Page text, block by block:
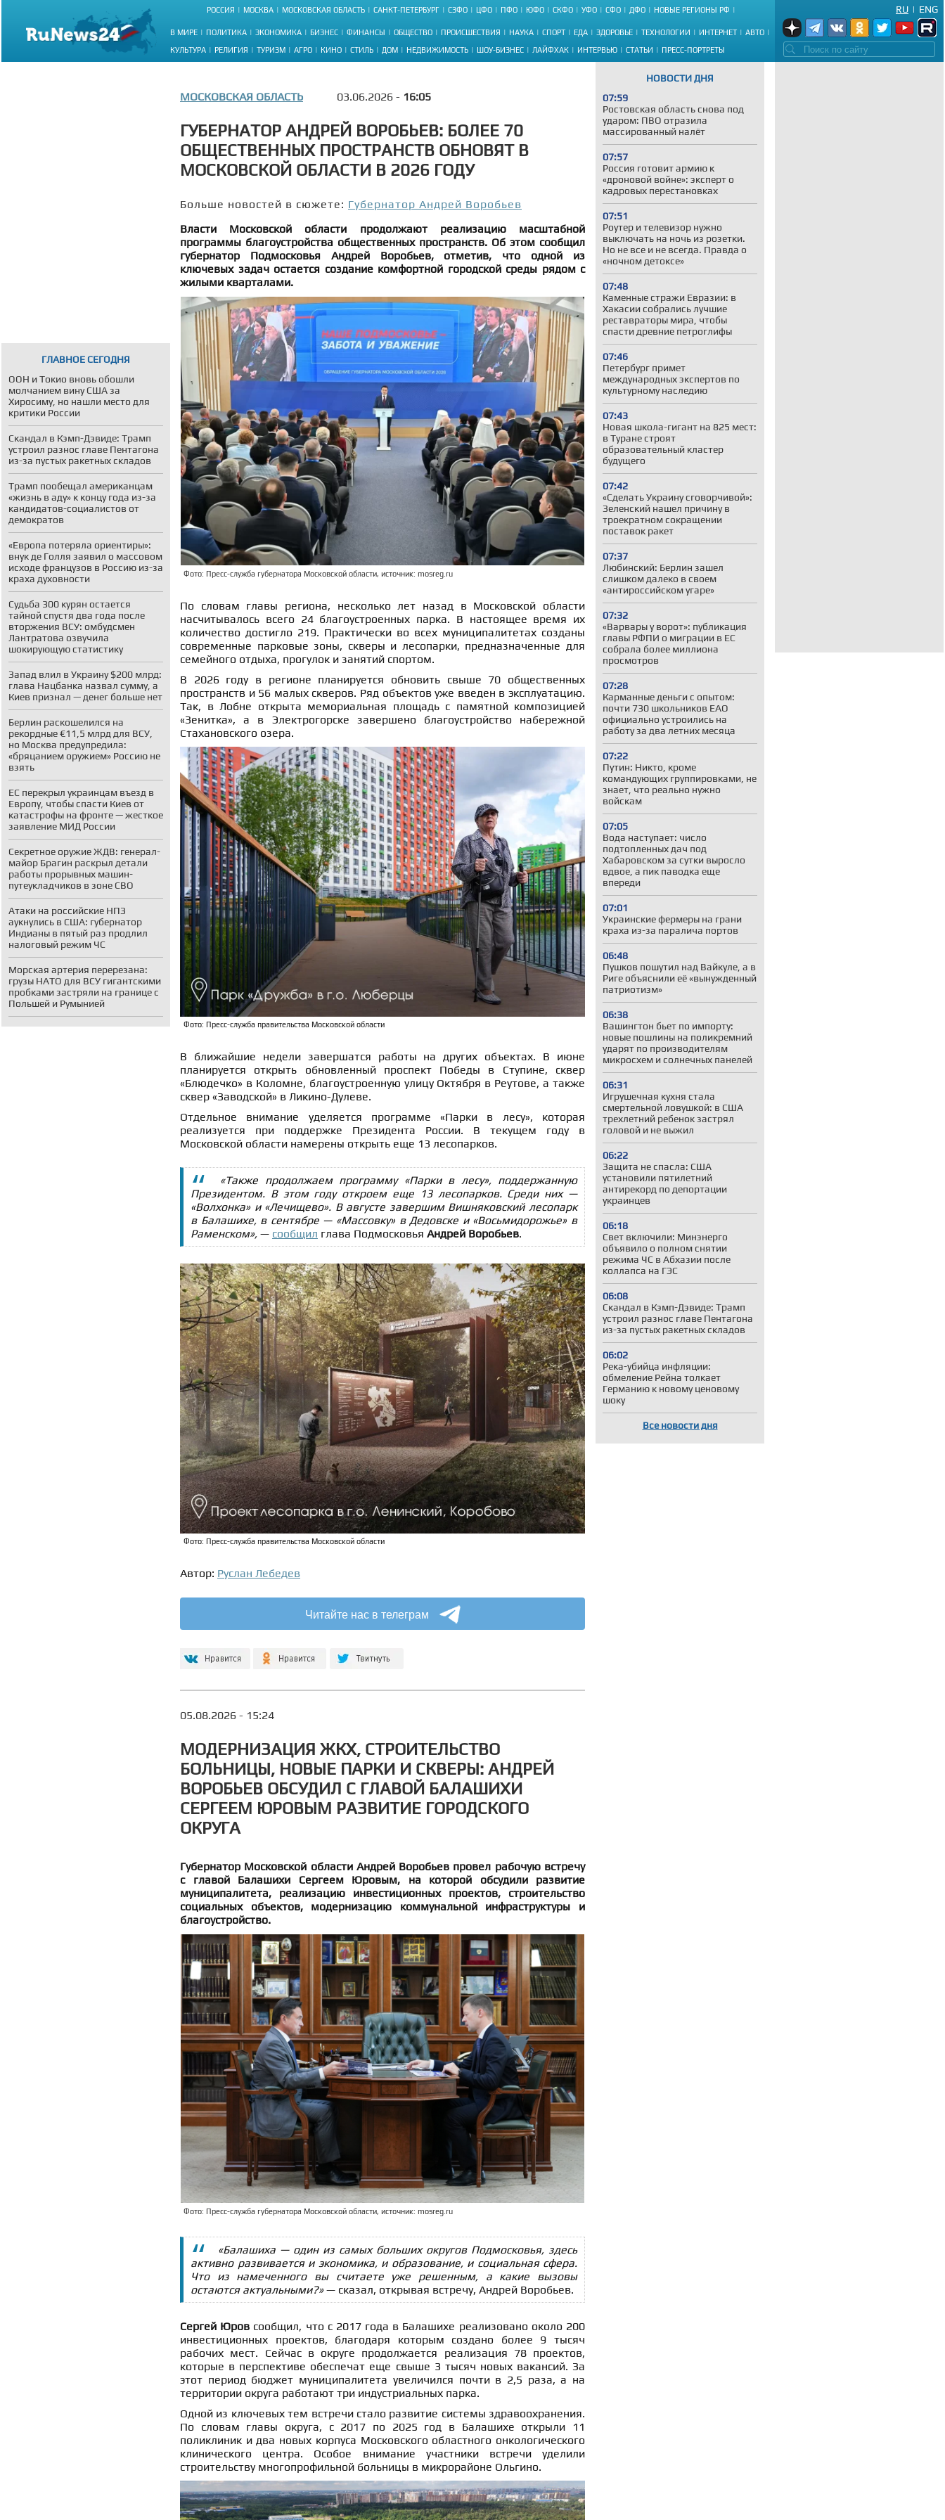
РОССИЯ МОСКВА МОСКОВСКАЯ ОБЛАСТЬ САНКТ-ПЕТЕРБУРГ СЗФО ЦФО ПФО ЮФО СКФО УФО СФО ДФО НОВЫЕ РЕГИОНЫ РФ
В МИРЕ ПОЛИТИКА ЭКОНОМИКА БИЗНЕС ФИНАНСЫ ОБЩЕСТВО ПРОИСШЕСТВИЯ НАУКА СПОРТ ЕДА ЗДОРОВЬЕ ТЕХНОЛОГИИ ИНТЕРНЕТ АВТО
КУЛЬТУРА РЕЛИГИЯ ТУРИЗМ АГРО КИНО СТИЛЬ ДОМ НЕДВИЖИМОСТЬ ШОУ-БИЗНЕС ЛАЙФХАК ИНТЕРВЬЮ СТАТЬИ ПРЕСС-ПОРТРЕТЫ
ENG
|
RU
ГЛАВНОЕ СЕГОДНЯ
ООН и Токио вновь обошли
молчанием вину США за
Хиросиму, но нашли место для
критики России
Скандал в Кэмп-Дэвиде: Трамп
устроил разнос главе Пентагона
из-за пустых ракетных складов
Трамп пообещал американцам
«жизнь в аду» к концу года из-за
кандидатов-социалистов от
демократов
«Европа потеряла ориентиры»:
внук де Голля заявил о массовом
исходе французов в Россию из-за
краха духовности
Судьба 300 курян остается
тайной спустя два года после
вторжения ВСУ: омбудсмен
Лантратова озвучила
шокирующую статистику
Запад влил в Украину $200 млрд:
глава Нацбанка назвал сумму, а
Киев признал — денег больше нет
Берлин раскошелился на
рекордные €11,5 млрд для ВСУ,
но Москва предупредила:
«бряцанием оружием» Россию не
взять
ЕС перекрыл украинцам въезд в
Европу, чтобы спасти Киев от
катастрофы на фронте — жесткое
заявление МИД России
Секретное оружие ЖДВ: генерал-
майор Брагин раскрыл детали
работы прорывных машин-
путеукладчиков в зоне СВО
Атаки на российские НПЗ
аукнулись в США: губернатор
Индианы в пятый раз продлил
налоговый режим ЧС
Морская артерия перерезана:
грузы НАТО для ВСУ гигантскими
пробками застряли на границе с
Польшей и Румынией
НОВОСТИ ДНЯ
07:59
Ростовская область снова под
ударом: ПВО отразила
массированный налёт
07:57
Россия готовит армию к
«дроновой войне»: эксперт о
кадровых перестановках
07:51
Роутер и телевизор нужно
выключать на ночь из розетки.
Но не все и не всегда. Правда о
«ночном детоксе»
07:48
Каменные стражи Евразии: в
Хакасии собрались лучшие
реставраторы мира, чтобы
спасти древние петроглифы
07:46
Петербург примет
международных экспертов по
культурному наследию
07:43
Новая школа-гигант на 825 мест:
в Туране строят
образовательный кластер
будущего
07:42
«Сделать Украину сговорчивой»:
Зеленский нашел причину в
троекратном сокращении
поставок ракет
07:37
Любинский: Берлин зашел
слишком далеко в своем
«антироссийском угаре»
07:32
«Варвары у ворот»: публикация
главы РФПИ о миграции в ЕС
собрала более миллиона
просмотров
07:28
Карманные деньги с опытом:
почти 730 школьников ЕАО
официально устроились на
работу за два летних месяца
07:22
Путин: Никто, кроме
командующих группировками, не
знает, что реально нужно
войскам
07:05
Вода наступает: число
подтопленных дач под
Хабаровском за сутки выросло
вдвое, а пик паводка еще
впереди
07:01
Украинские фермеры на грани
краха из-за паралича портов
06:48
Пушков пошутил над Вайкуле, а в
Риге объяснили её «вынужденный
патриотизм»
06:38
Вашингтон бьет по импорту:
новые пошлины на поликремний
ударят по производителям
микросхем и солнечных панелей
06:31
Игрушечная кухня стала
смертельной ловушкой: в США
трехлетний ребенок застрял
головой и не выжил
06:22
Защита не спасла: США
установили пятилетний
антирекорд по депортации
украинцев
06:18
Свет включили: Минэнерго
объявило о полном снятии
режима ЧС в Абхазии после
коллапса на ГЭС
06:08
Скандал в Кэмп-Дэвиде: Трамп
устроил разнос главе Пентагона
из-за пустых ракетных складов
06:02
Река-убийца инфляции:
обмеление Рейна толкает
Германию к новому ценовому
шоку
Все новости дня
МОСКОВСКАЯ ОБЛАСТЬ 03.06.2026 - 16:05
ГУБЕРНАТОР АНДРЕЙ ВОРОБЬЕВ: БОЛЕЕ 70
ОБЩЕСТВЕННЫХ ПРОСТРАНСТВ ОБНОВЯТ В
МОСКОВСКОЙ ОБЛАСТИ В 2026 ГОДУ
Больше новостей в сюжете: Губернатор Андрей Воробьев
Власти Московской области продолжают реализацию масштабной
программы благоустройства общественных пространств. Об этом сообщил
губернатор Подмосковья Андрей Воробьев, отметив, что одной из
ключевых задач остается создание комфортной городской среды рядом с
жилыми кварталами.
Фото: Пресс-служба губернатора Московской области, источник: mosreg.ru
По словам главы региона, несколько лет назад в Московской области
насчитывалось всего 24 благоустроенных парка. В настоящее время их
количество достигло 219. Практически во всех муниципалитетах созданы
современные парковые зоны, скверы и лесопарки, предназначенные для
семейного отдыха, прогулок и занятий спортом.
В 2026 году в регионе планируется обновить свыше 70 общественных
пространств и 56 малых скверов. Ряд объектов уже введен в эксплуатацию.
Так, в Лобне открыта мемориальная площадь с памятной композицией
«Зенитка», а в Электрогорске завершено благоустройство набережной
Стахановского озера.
Фото: Пресс-служба правительства Московской области
В ближайшие недели завершатся работы на других объектах. В июне
планируется открыть обновленный проспект Победы в Ступине, сквер
«Блюдечко» в Коломне, благоустроенную улицу Октября в Реутове, а также
сквер «Заводской» в Ликино-Дулеве.
Отдельное внимание уделяется программе «Парки в лесу», которая
реализуется при поддержке Президента России. В текущем году в
Московской области намерены открыть еще 13 лесопарков.
«Также продолжаем программу «Парки в лесу», поддержанную
Президентом. В этом году откроем еще 13 лесопарков. Среди них —
«Волхонка» и «Лечищево». В августе завершим Вишняковский лесопарк
в Балашихе, в сентябре — «Массовку» в Дедовске и «Восьмидорожье» в
Раменском», — сообщил глава Подмосковья Андрей Воробьев.
Фото: Пресс-служба правительства Московской области
Автор: Руслан Лебедев
Читайте нас в телеграм
05.08.2026 - 15:24
МОДЕРНИЗАЦИЯ ЖКХ, СТРОИТЕЛЬСТВО
БОЛЬНИЦЫ, НОВЫЕ ПАРКИ И СКВЕРЫ: АНДРЕЙ
ВОРОБЬЕВ ОБСУДИЛ С ГЛАВОЙ БАЛАШИХИ
СЕРГЕЕМ ЮРОВЫМ РАЗВИТИЕ ГОРОДСКОГО
ОКРУГА
Губернатор Московской области Андрей Воробьев провел рабочую встречу
с главой Балашихи Сергеем Юровым, на которой обсудили развитие
муниципалитета, реализацию инвестиционных проектов, строительство
социальных объектов, модернизацию коммунальной инфраструктуры и
благоустройство.
Фото: Пресс-служба губернатора Московской области, источник: mosreg.ru
«Балашиха — один из самых больших округов Подмосковья, здесь
активно развивается и экономика, и образование, и социальная сфера.
Что из намеченного вы считаете уже решенным, а какие вызовы
остаются актуальными?»— сказал, открывая встречу, Андрей Воробьев.
Сергей Юров сообщил, что с 2017 года в Балашихе реализовано около 200
инвестиционных проектов, благодаря которым создано более 9 тысяч
рабочих мест. Сейчас в округе продолжается реализация 78 проектов,
которые в перспективе обеспечат еще свыше 3 тысяч новых вакансий. За
этот период бюджет муниципалитета увеличился почти в 2,5 раза, а на
территории округа работают три индустриальных парка.
Одной из ключевых тем встречи стало развитие системы здравоохранения.
По словам главы округа, с 2017 по 2025 год в Балашихе открыли 11
поликлиник и два новых корпуса Московского областного онкологического
клинического центра. Особое внимание участники встречи уделили
строительству многопрофильной больницы в микрорайоне Ольгино.